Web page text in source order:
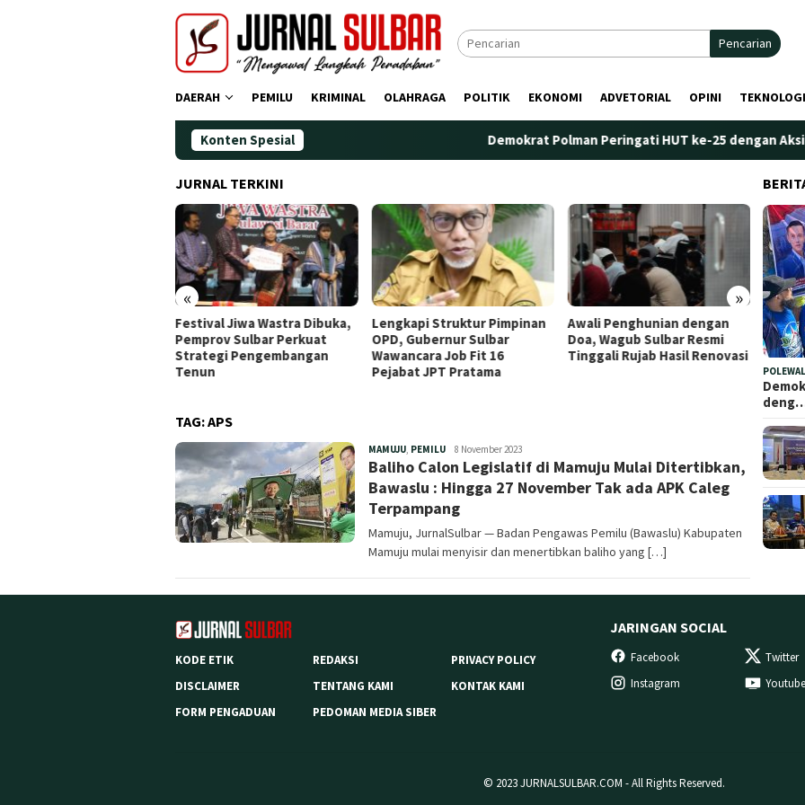
Pencarian
DAERAH PEMILU KRIMINAL OLAHRAGA POLITIK EKONOMI ADVETORIAL OPINI TEKNOLOGI
Konten Spesial Demokrat Polman Peringati HUT ke-25 dengan Aksi
JURNAL TERKINI
« »
Lengkapi Struktur Pimpinan
OPD, Gubernur Sulbar
Wawancara Job Fit 16
Pejabat JPT Pratama
Awali Penghunian dengan
Doa, Wagub Sulbar Resmi
Tinggali Rujab Hasil Renovasi
Plt. Kepala Bapperida Sulbar
Tekankan Sinergi
Perencanaan dan Penguatan
TAG:APS
MAMUJU, PEMILURedaksi
8 November 2023
Baliho Calon Legislatif di Mamuju Mulai Ditertibkan,
Bawaslu : Hingga 27 November Tak ada APK Caleg
Terpampang
Mamuju, JurnalSulbar — Badan Pengawas Pemilu (Bawaslu) Kabupaten
Mamuju mulai menyisir dan menertibkan baliho yang […]
KODE ETIK REDAKSI
PRIVACY POLICY
DISCLAIMER
TENTANG KAMI
KONTAK KAMI
FORM PENGADUAN
PEDOMAN MEDIA SIBER
JARINGAN SOCIAL
Facebook Twitter
Instagram
Youtube
© 2023 JURNALSULBAR.COM - All Rights Reserved.